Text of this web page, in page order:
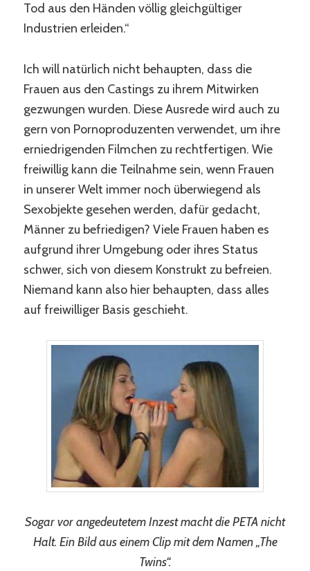
Tod aus den Händen völlig gleichgültiger
Industrien erleiden.“
Ich will natürlich nicht behaupten, dass die
Frauen aus den Castings zu ihrem Mitwirken
gezwungen wurden. Diese Ausrede wird auch zu
gern von Pornoproduzenten verwendet, um ihre
erniedrigenden Filmchen zu rechtfertigen. Wie
freiwillig kann die Teilnahme sein, wenn Frauen
in unserer Welt immer noch überwiegend als
Sexobjekte gesehen werden, dafür gedacht,
Männer zu befriedigen? Viele Frauen haben es
aufgrund ihrer Umgebung oder ihres Status
schwer, sich von diesem Konstrukt zu befreien.
Niemand kann also hier behaupten, dass alles
auf freiwilliger Basis geschieht.
Sogar vor angedeutetem Inzest macht die PETA nicht
Halt. Ein Bild aus einem Clip mit dem Namen „The
Twins“.